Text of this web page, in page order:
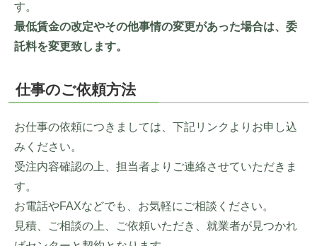
す。
最低賃金の改定やその他事情の変更があった場合は、委
託料を変更致します。
仕事のご依頼方法
お仕事の依頼につきましては、下記リンクよりお申し込
みください。
受注内容確認の上、担当者よりご連絡させていただきま
す。
お電話やFAXなどでも、お気軽にご相談ください。
見積、ご相談の上、ご依頼いただき、就業者が見つかれ